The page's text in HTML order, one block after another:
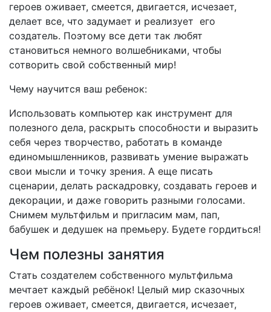
героев оживает, смеется, двигается, исчезает,
делает все, что задумает и реализует его
создатель. Поэтому все дети так любят
становиться немного волшебниками, чтобы
сотворить свой собственный мир!
Чему научится ваш ребенок:
Использовать компьютер как инструмент для
полезного дела, раскрыть способности и выразить
себя через творчество, работать в команде
единомышленников, развивать умение выражать
свои мысли и точку зрения. А еще писать
сценарии, делать раскадровку, создавать героев и
декорации, и даже говорить разными голосами.
Снимем мультфильм и пригласим мам, пап,
бабушек и дедушек на премьеру. Будете гордиться!
Чем полезны занятия
Стать создателем собственного мультфильма
мечтает каждый ребёнок! Целый мир сказочных
героев оживает, смеется, двигается, исчезает,